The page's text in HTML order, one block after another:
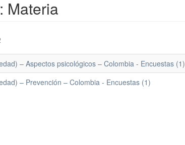
Materia
– Aspectos psicológicos – Colombia - Encuestas (1)
– Prevención – Colombia - Encuestas (1)